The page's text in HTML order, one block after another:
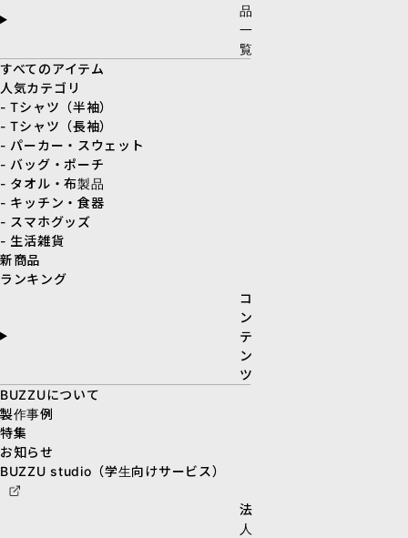
品
一
覧
すべてのアイテム
人気カテゴリ
- Tシャツ（半袖）
- Tシャツ（長袖）
- パーカー・スウェット
- バッグ・ポーチ
- タオル・布製品
- キッチン・食器
- スマホグッズ
- 生活雑貨
新商品
ランキング
コ
ン
テ
ン
ツ
BUZZUについて
製作事例
特集
お知らせ
BUZZU studio（学生向けサービス）
法
人